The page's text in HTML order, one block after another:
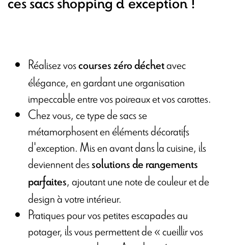
Réalisez voscourses zéro déchetavec
élégance, en gardant une organisation
impeccable entre vos poireaux et vos carottes.
Chez vous, ce type de sacs se
métamorphosent en éléments décoratifs
d'exception. Mis en avant dans la cuisine, ils
deviennent dessolutions de rangements
parfaites, ajoutant une note de couleur et de
design à votre intérieur.
Pratiques pour vos petites escapades au
potager, ils vous permettent de « cueillir vos